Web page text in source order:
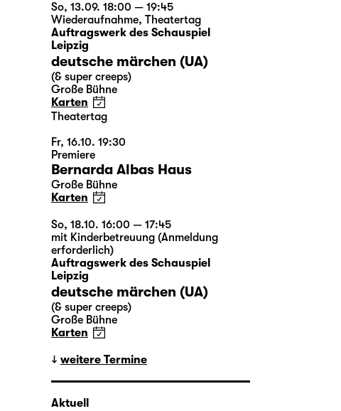
So, 13.09. 18:00 — 19:45
Wiederaufnahme, Theatertag
Auftragswerk des Schauspiel
Leipzig
deutsche märchen (UA)
(& super creeps)
Große Bühne
Karten
Theatertag
Fr, 16.10. 19:30
Premiere
Bernarda Albas Haus
Große Bühne
Karten
So, 18.10. 16:00 — 17:45
mit Kinderbetreuung (Anmeldung
erforderlich)
Auftragswerk des Schauspiel
Leipzig
deutsche märchen (UA)
(& super creeps)
Große Bühne
Karten
weitere Termine
Aktuell